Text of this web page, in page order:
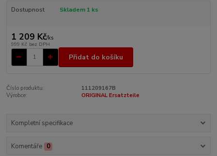
Dostupnost Skladem 1 ks
1 209 Kč/ks
999 Kč bez DPH
Přidat do košíku
Číslo produktu:
111209167B
Výrobce:
ORIGINAL Ersatzteile
Kompletní specifikace
Komentáře 0